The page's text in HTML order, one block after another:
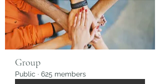
Group
Public · 625 members